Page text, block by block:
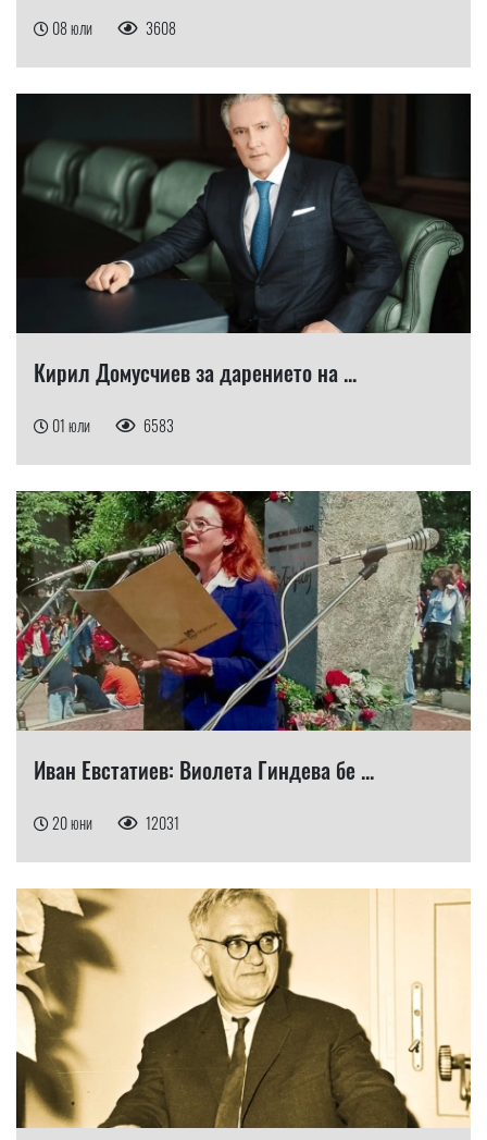
08 юли 3608
Кирил Домусчиев за дарението на ...
01 юли 6583
Иван Евстатиев: Виолета Гиндева бе ...
20 юни 12031